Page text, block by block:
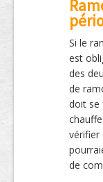
Si le
est
des
de
doit se
vérifier
de